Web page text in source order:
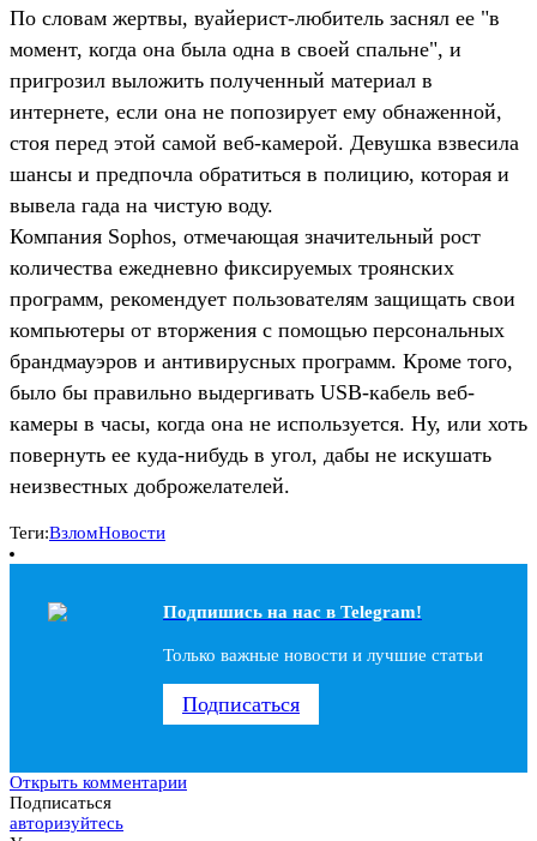
По словам жертвы, вуайерист-любитель заснял ее "в
момент, когда она была одна в своей спальне", и
пригрозил выложить полученный материал в
интернете, если она не попозирует ему обнаженной,
стоя перед этой самой веб-камерой. Девушка взвесила
шансы и предпочла обратиться в полицию, которая и
вывела гада на чистую воду.
Компания Sophos, отмечающая значительный рост
количества ежедневно фиксируемых троянских
программ, рекомендует пользователям защищать свои
компьютеры от вторжения с помощью персональных
брандмауэров и антивирусных программ. Кроме того,
было бы правильно выдергивать USB-кабель веб-
камеры в часы, когда она не используется. Ну, или хоть
повернуть ее куда-нибудь в угол, дабы не искушать
неизвестных доброжелателей.
Теги:ВзломНовости
Подпишись на наc в Telegram!
Только важные новости и лучшие статьи
Подписаться
Открыть комментарии
Подписаться
авторизуйтесь